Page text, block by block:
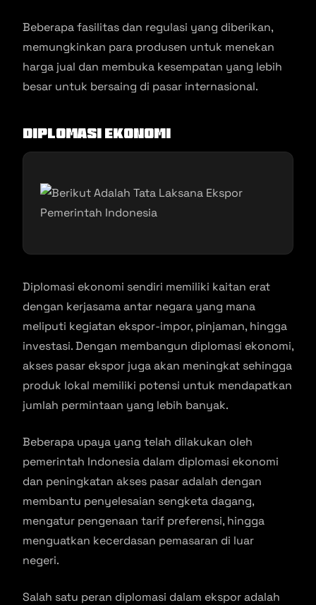
Beberapa fasilitas dan regulasi yang diberikan,
memungkinkan para produsen untuk menekan
harga jual dan membuka kesempatan yang lebih
besar untuk bersaing di pasar internasional.
Diplomasi Ekonomi
Diplomasi ekonomi sendiri memiliki kaitan erat
dengan kerjasama antar negara yang mana
meliputi kegiatan ekspor-impor, pinjaman, hingga
investasi. Dengan membangun diplomasi ekonomi,
akses pasar ekspor juga akan meningkat sehingga
produk lokal memiliki potensi untuk mendapatkan
jumlah permintaan yang lebih banyak.
Beberapa upaya yang telah dilakukan oleh
pemerintah Indonesia dalam diplomasi ekonomi
dan peningkatan akses pasar adalah dengan
membantu penyelesaian sengketa dagang,
mengatur pengenaan tarif preferensi, hingga
menguatkan kecerdasan pemasaran di luar
negeri.
Salah satu peran diplomasi dalam ekspor adalah